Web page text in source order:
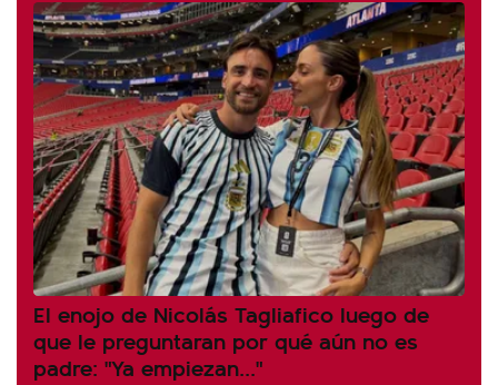
El enojo de Nicolás Tagliafico luego de
que le preguntaran por qué aún no es
padre: "Ya empiezan..."